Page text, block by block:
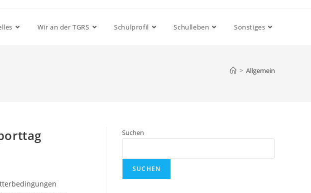
Wir an der TGRS Schulprofil Schulleben Sonstiges
> Allgemein
Suchen
SUCHEN